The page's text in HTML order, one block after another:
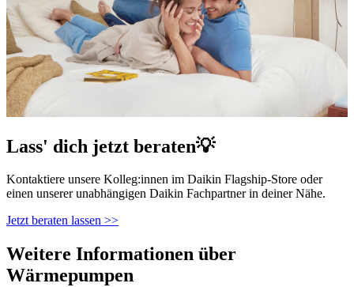
Lass' dich jetzt beraten💡
Kontaktiere unsere Kolleg:innen im Daikin Flagship-Store oder
einen unserer unabhängigen Daikin Fachpartner in deiner Nähe.
Jetzt beraten lassen >>
Weitere Informationen über
Wärmepumpen